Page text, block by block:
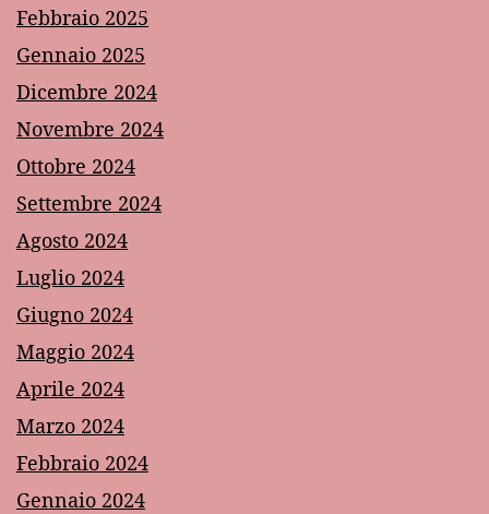
Febbraio 2025
Gennaio 2025
Dicembre 2024
Novembre 2024
Ottobre 2024
Settembre 2024
Agosto 2024
Luglio 2024
Giugno 2024
Maggio 2024
Aprile 2024
Marzo 2024
Febbraio 2024
Gennaio 2024